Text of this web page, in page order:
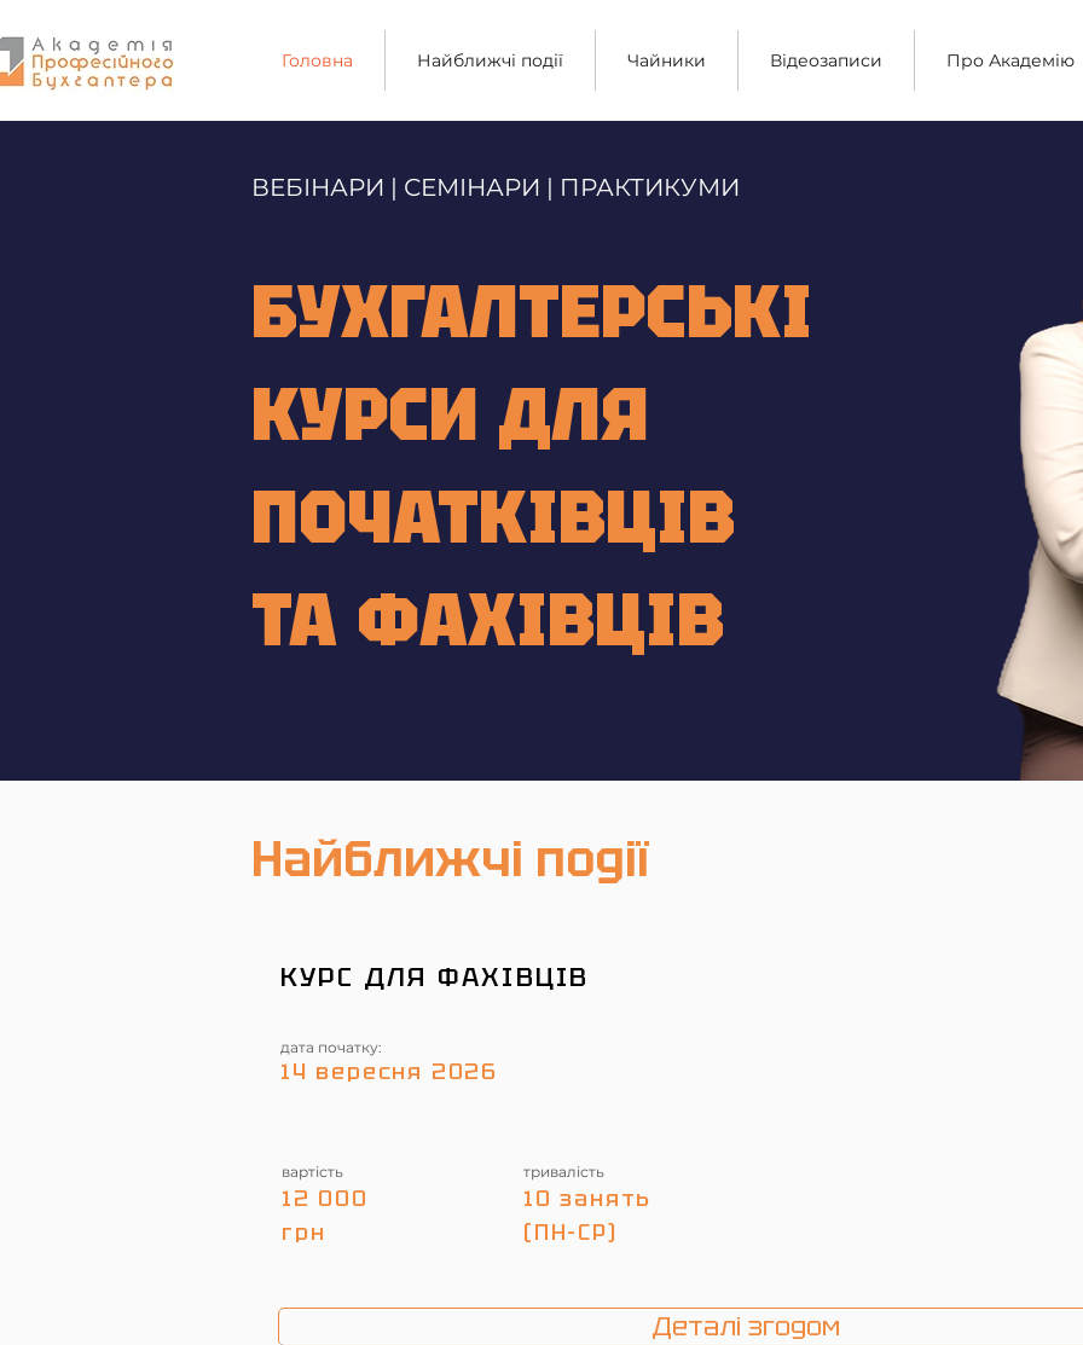
Головна Найближчі події Чайники Відеозаписи Про Академію
ВЕБІНАРИ | СЕМІНАРИ | ПРАКТИКУМИ
БУХГАЛТЕРСЬКІ
КУРСИ ДЛЯ
ПОЧАТКІВЦІВ
ТА ФАХІВЦІВ
Найближчі події
КУРС ДЛЯ ФАХІВЦІВ
дата початку:
14 вересня 2026
вартість
12 000
грн
тривалість
10 занять
(ПН-СР)
Деталі згодом